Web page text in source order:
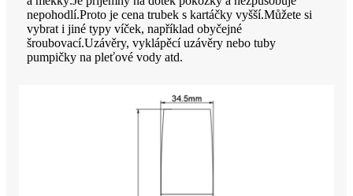
nepohodlí.Proto je cena trubek s kartáčky vyšší.Můžete si
vybrat i jiné typy víček, například obyčejné
šroubovací.Uzávěry, vyklápěcí uzávěry nebo tuby
pumpičky na pleťové vody atd.